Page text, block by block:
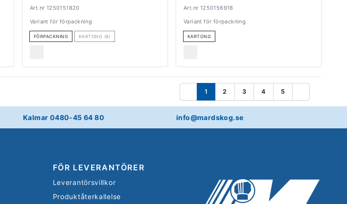
Art.nr 1250151820
Variant för förpackning
FÖRPACKNING KARTONG (8)
Art.nr 1250156918
Variant för förpackning
KARTONG
Föregående
1 2 3 4 5
Nästa
Kalmar 0480-45 64 80 info@mardskog.se
FÖR LEVERANTÖRER
Leverantörsvillkor
Produktåterkallelse